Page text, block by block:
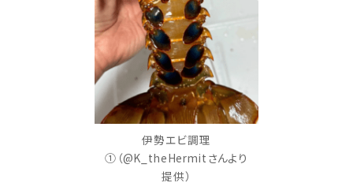
伊勢エビ調理
①（@K_theHermitさんより
提供）